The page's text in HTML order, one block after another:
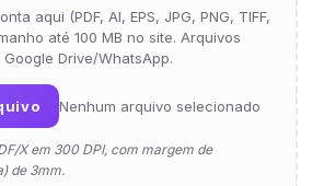
aqui (PDF, AI, EPS, JPG, PNG, TIFF,
até 100 MB no site. Arquivos
Drive/WhatsApp.
Nenhum arquivo selecionado
X em 300 DPI, com margem de
de 3mm.